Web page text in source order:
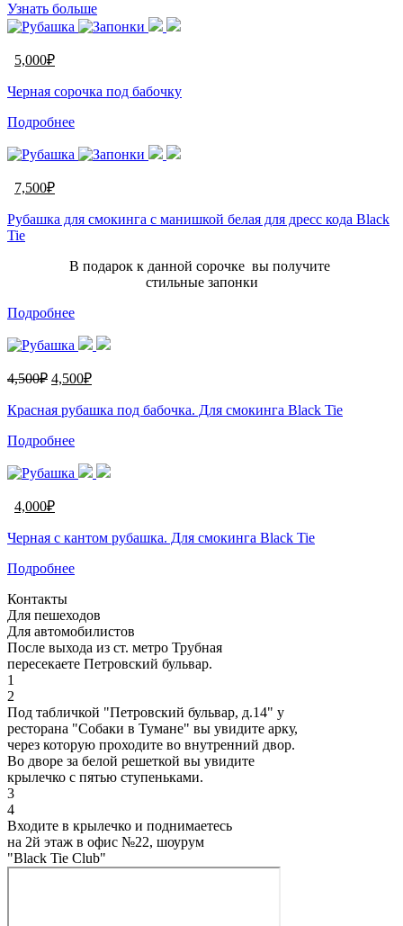
Узнать больше
5,000₽
Черная сорочка под бабочку
Подробнее
7,500₽
Рубашка для смокинга с манишкой белая для дресс кода Black
Tie
В подарок к данной сорочке вы получите
стильные запонки
Подробнее
4,500₽ 4,500₽
Красная рубашка под бабочка. Для смокинга Black Tie
Подробнее
4,000₽
Черная с кантом рубашка. Для смокинга Black Tie
Подробнее
Контакты
Для пешеходов
Для автомобилистов
После выхода из ст. метро Трубная
пересекаете Петровский бульвар.
1
2
Под табличкой "Петровский бульвар, д.14" у
ресторана "Собаки в Тумане" вы увидите арку,
через которую проходите во внутренний двор.
Во дворе за белой решеткой вы увидите
крылечко с пятью ступеньками.
3
4
Входите в крылечко и поднимаетесь
на 2й этаж в офис №22, шоурум
"Black Tie Club"